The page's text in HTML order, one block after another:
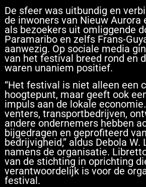
De sfeer was uitbundig en
de inwoners van Nieuw Aurora
als bezoekers uit omliggende
Paramaribo en zelfs Frans-
aanwezig. Op sociale media
van het festival breed rond en
waren unaniem positief.
“Het festival is niet alleen een
hoogtepunt, maar geeft ook
impuls aan de lokale
venters, transportbedrijven,
andere ondernemers hebben
bijgedragen en geprofiteerd
bedrijvigheid,” aldus Debola W.
namens de organisatie.
van de stichting in oprichting
verantwoordelijk is voor de
festival.